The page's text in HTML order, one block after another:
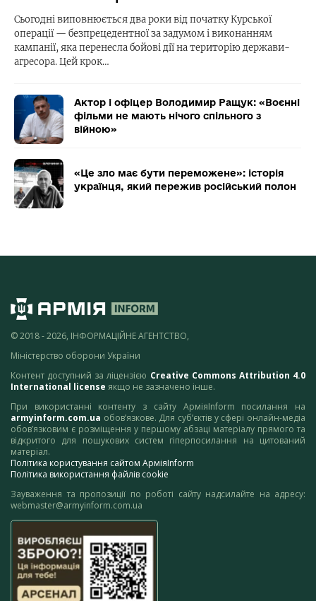
Сьогодні виповнюється два роки від початку Курської
операції — безпрецедентної за задумом і виконанням
кампанії, яка перенесла бойові дії на територію держави-
агресора. Цей крок…
Актор і офіцер Володимир Ращук: «Воєнні
фільми не мають нічого спільного з
війною»
«Це зло має бути переможене»: історія
українця, який пережив російський полон
© 2018 - 2026, ІНФОРМАЦІЙНЕ АГЕНТСТВО,
Міністерство оборони України
Контент доступний за ліцензією Creative Commons Attribution 4.0
International license якщо не зазначено інше.
При використанні контенту з сайту АрміяInform посилання на
armyinform.com.ua обов’язкове. Для суб’єктів у сфері онлайн-медіа
обов’язковим є розміщення у першому абзаці матеріалу прямого та
відкритого для пошукових систем гіперпосилання на цитований
матеріал.
Політика користування сайтом АрміяInform
Політика використання файлів cookie
Зауваження та пропозиції по роботі сайту надсилайте на адресу:
webmaster@armyinform.com.ua